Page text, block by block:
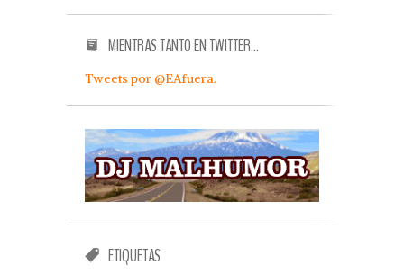
MIENTRAS TANTO EN TWITTER…
Tweets por @EAfuera.
ETIQUETAS